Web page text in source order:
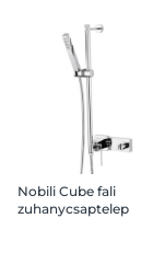
Nobili Cube fali
zuhanycsaptelep